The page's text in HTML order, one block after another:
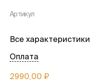
Артикул
Все характеристики
2990,00 ₽
Оплата